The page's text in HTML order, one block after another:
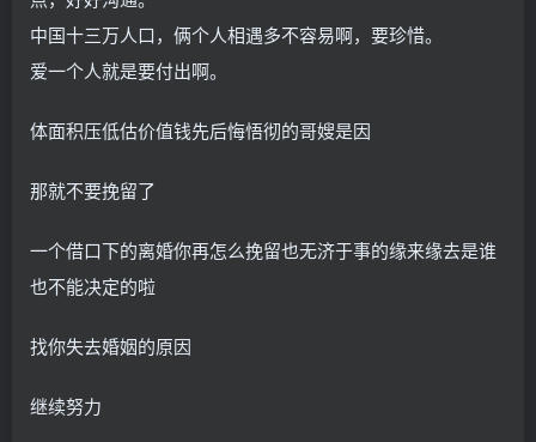
中国十三万人口，俩个人相遇多不容易啊，要珍惜。
爱一个人就是要付出啊。
体面积压低估价值钱先后悔悟彻的哥嫂是因
那就不要挽留了
一个借口下的离婚你再怎么挽留也无济于事的缘来缘去是谁
也不能决定的啦
找你失去婚姻的原因
继续努力